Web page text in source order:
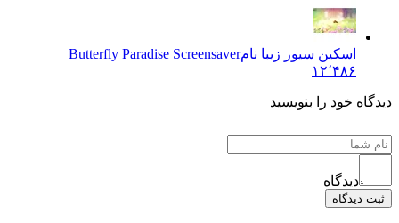
اسکین سیور زیبا نام Butterfly Paradise Screensaver
۱۲٬۴۸۶
خود را بنویسید
دیدگاه
دیدگاه